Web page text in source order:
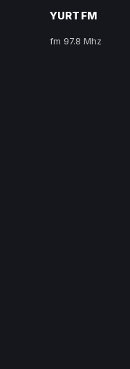
YURT FM
fm 97.8 Mhz